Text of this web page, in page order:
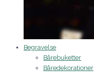
Begravelse
Bårebuketter
Båredekorationer